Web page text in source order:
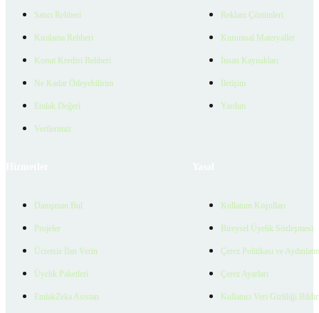
Satıcı Rehberi
Kiralama Rehberi
Konut Kredisi Rehberi
Ne Kadar Ödeyebilirim
Emlak Değeri
Verilerimiz
Reklam Çözümleri
Kurumsal Materyaller
İnsan Kaynakları
İletişim
Yardım
Danışman Bul
Projeler
Ücretsiz İlan Verin
Üyelik Paketleri
EmlakZeka Asistan
Kullanım Koşulları
Bireysel Üyelik Sözleşmesi
Çerez Politikası ve
Çerez Ayarları
Kullanıcı Veri Gizliliği